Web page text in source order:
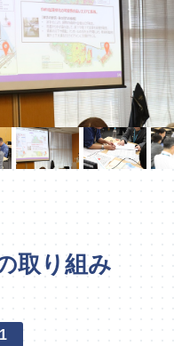
情報
メッセージ
念
取り組み